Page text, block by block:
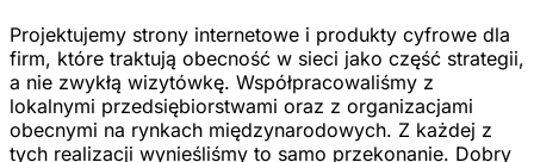
Projektujemy strony internetowe i produkty cyfrowe dla
firm, które traktują obecność w sieci jako część strategii,
a nie zwykłą wizytówkę. Współpracowaliśmy z
lokalnymi przedsiębiorstwami oraz z organizacjami
obecnymi na rynkach międzynarodowych. Z każdej z
tych realizacji wynieśliśmy to samo przekonanie. Dobry